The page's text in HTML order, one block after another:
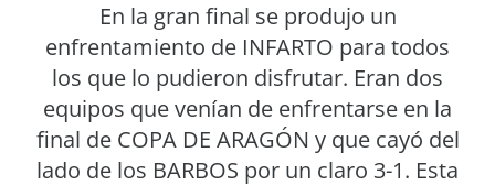
En la gran final se produjo un
enfrentamiento de INFARTO para todos
los que lo pudieron disfrutar. Eran dos
equipos que venían de enfrentarse en la
final de COPA DE ARAGÓN y que cayó del
lado de los BARBOS por un claro 3-1. Esta